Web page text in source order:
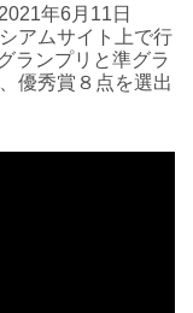
年6月11日
アムサイト上で行
ランプリと準グラ
優秀賞８点を選出